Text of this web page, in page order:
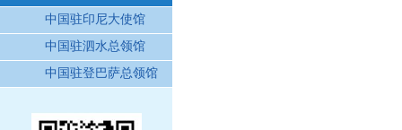
中国驻印尼大使馆
中国驻泗水总领馆
中国驻登巴萨总领馆